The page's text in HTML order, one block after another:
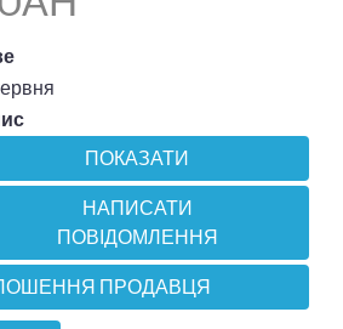
ПОКАЗАТИ
НАПИСАТИ
ПОВІДОМЛЕННЯ
ПРОДАВЦЯ